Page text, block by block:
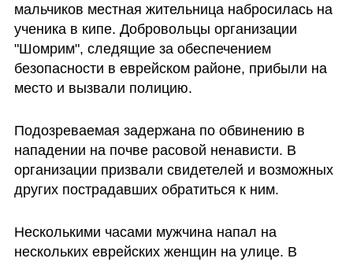
мальчиков местная жительница набросилась на
ученика в кипе. Добровольцы организации
"Шомрим", следящие за обеспечением
безопасности в еврейском районе, прибыли на
место и вызвали полицию.
Подозреваемая задержана по обвинению в
нападении на почве расовой ненависти. В
организации призвали свидетелей и возможных
других пострадавших обратиться к ним.
Несколькими часами мужчина напал на
нескольких еврейских женщин на улице. В